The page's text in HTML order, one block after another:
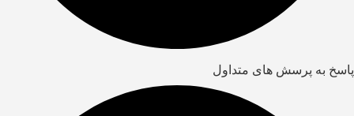
پاسخ به پرسش های متداول